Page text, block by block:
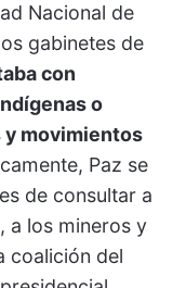
Nacional de
gabinetes de
con
o
movimientos
Paz se
de consultar a
a los mineros y
coalición del